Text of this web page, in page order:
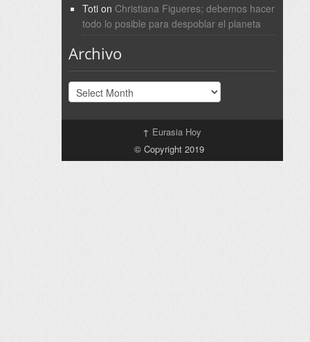
Totion Christiana Figueres; debemos hacer
todo lo posible para despoblar el planeta
Archivo
Archivo
↑ Eurasia Hoy
© Copyright 2019